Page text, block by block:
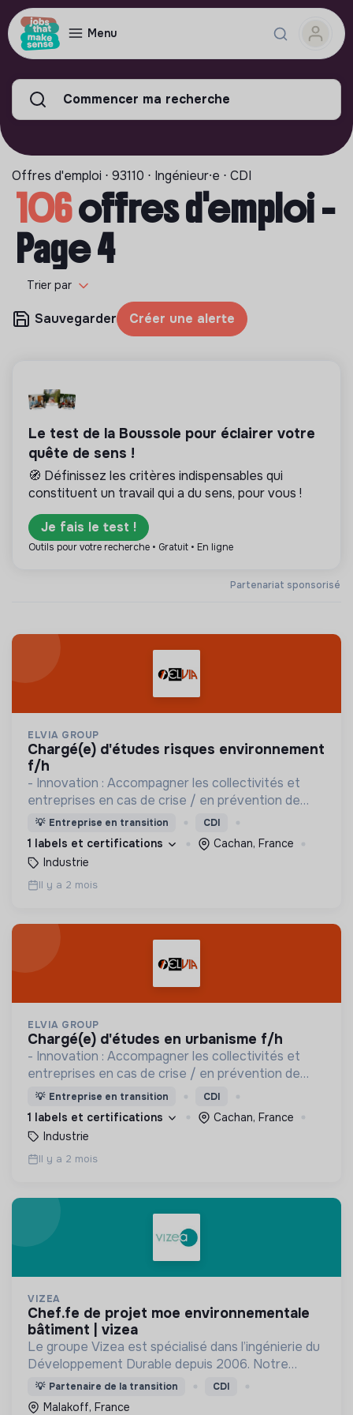
Menu
Commencer ma recherche
Offres d'emploi ⋅ 93110 ⋅ Ingénieur⸱e ⋅ CDI
106offres d'emploi -
Page 4
Trier par
Sauvegarder Créer une alerte
Partenariat sponsorisé
Le test de la Boussole pour éclairer votre
quête de sens !
🧭 Définissez les critères indispensables qui
constituent un travail qui a du sens, pour vous !
Je fais le test !
Outils pour votre recherche • Gratuit • En ligne
ELVIA GROUP
chargé(e) d'études risques environnement
f/h
- Innovation : Accompagner les collectivités et
entreprises en cas de crise / en prévention de
crise: application ISAO - Etudes en urbanisme,
risques et environnement - Accompagnement
HSE
💡 Entreprise en transition CDI
1 labels et certifications
Cachan, France
Industrie
Il y a 2 mois
ELVIA GROUP
chargé(e) d'études en urbanisme f/h
- Innovation : Accompagner les collectivités et
entreprises en cas de crise / en prévention de
crise: application ISAO - Etudes en urbanisme,
risques et environnement - Accompagnement
HSE
💡 Entreprise en transition CDI
1 labels et certifications
Cachan, France
Industrie
Il y a 2 mois
VIZEA
chef.fe de projet moe environnementale
bâtiment | vizea
Le groupe Vizea est spécialisé dans l’ingénierie du
Développement Durable depuis 2006. Notre
objectif est de: "Rendre possible la transformation
de notre Société pour préserver la planète".
💡 Partenaire de la transition CDI
Malakoff, France